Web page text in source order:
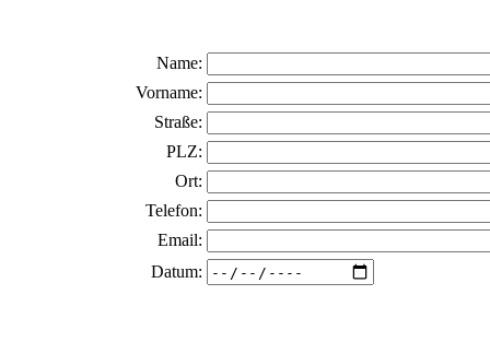
Name:
Vorname:
Straße:
PLZ:
Ort:
Telefon:
Email:
Datum: